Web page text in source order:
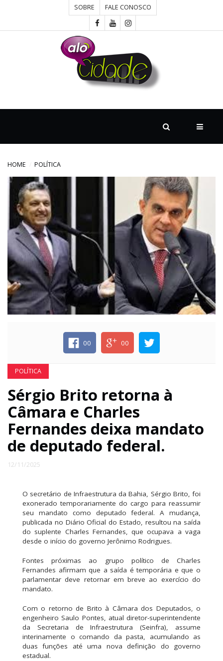
SOBRE FALE CONOSCO
DESTAQUE
DIVERSOS
ECONOMIA
EDUCAÇÃO
ESPECIAL
HOME POLÍTICA
00 00
POLÍTICA
Sérgio Brito retorna à
Câmara e Charles
Fernandes deixa mandato
de deputado federal.
12/11/2025
O secretário de Infraestrutura da Bahia, Sérgio Brito, foi
exonerado temporariamente do cargo para reassumir
seu mandato como deputado federal. A mudança,
publicada no Diário Oficial do Estado, resultou na saída
do suplente Charles Fernandes, que ocupava a vaga
desde o início do governo Jerônimo Rodrigues.
Fontes próximas ao grupo político de Charles
Fernandes afirmam que a saída é temporária e que o
parlamentar deve retornar em breve ao exercício do
mandato.
Com o retorno de Brito à Câmara dos Deputados, o
engenheiro Saulo Pontes, atual diretor-superintendente
da Secretaria de Infraestrutura (Seinfra), assume
interinamente o comando da pasta, acumulando as
duas funções até uma nova definição do governo
estadual.